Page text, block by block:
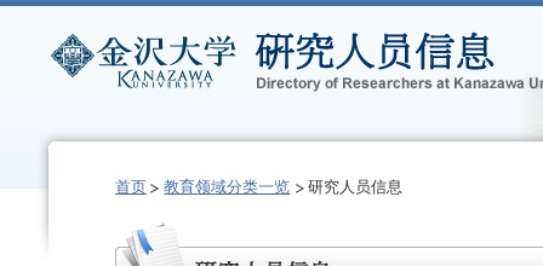
首页 教育领域分类一览 研究人员信息